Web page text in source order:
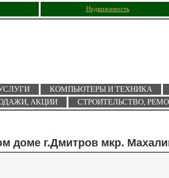
Недвижимость
КОМПЬЮТЕРЫ И ТЕХНИКА
АКЦИИ
СТРОИТЕЛЬСТВО,
доме г.Дмитров мкр.